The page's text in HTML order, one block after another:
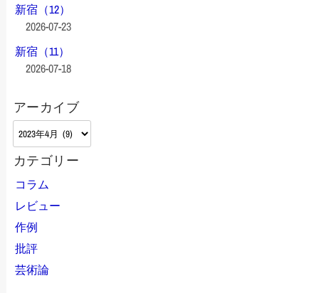
新宿（12）
2026-07-23
新宿（11）
2026-07-18
アーカイブ
ア
ー
カ
イ
カテゴリー
コラム
レビュー
作例
批評
芸術論